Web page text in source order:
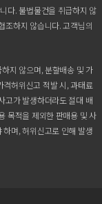
다.불법물건을취급하지않
하지않습니다.고객님의
하지않으며,분할배송및가
허위신고적발시,과태료
고가발생하더라도절대배
목적을제외한판매용및사
며,허위신고로인해발생